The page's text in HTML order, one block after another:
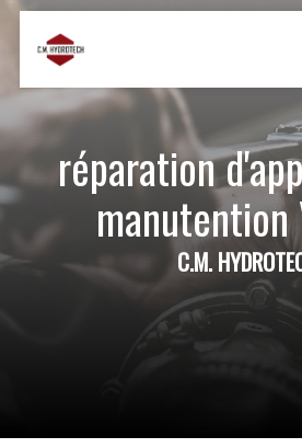
réparation
manutention
C.M.
Panneau de gestion des cookies